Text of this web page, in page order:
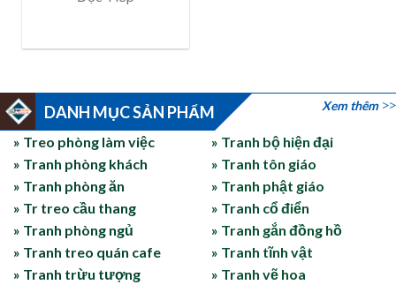
DANH MỤC SẢN PHẨM Xem thêm
» Treo phòng làm việc
» Tranh phòng khách
» Tranh phòng ăn
» Tr treo cầu thang
» Tranh phòng ngủ
» Tranh treo quán cafe
» Tranh trừu tượng
» Tranh bộ hiện đại
» Tranh tôn giáo
» Tranh phật giáo
» Tranh cổ điển
» Tranh gắn đồng hồ
» Tranh tĩnh vật
» Tranh vẽ hoa